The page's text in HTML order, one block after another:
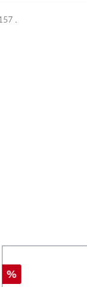
.
%